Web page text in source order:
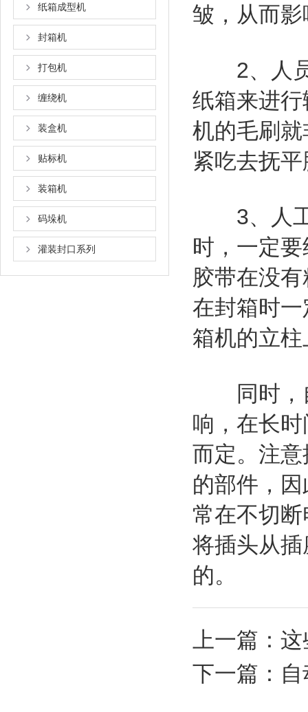
纸箱成型机
封箱机
打包机
缠绕机
装盒机
贴标机
装箱机
码垛机
灌装封口系列
皱，从而
2、人员
纸箱来进
机的毛刷
紧吃去抚
3、人工
时，一定
胶带在没
在封箱时
箱机的立
同时，自
响，在长
而定。注
的部件，
常在不切
将插头从
的。
上一篇： 这
下一篇：